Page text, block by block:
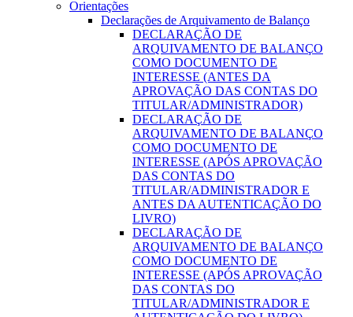
Orientações
Declarações de Arquivamento de Balanço
DECLARAÇÃO DE
ARQUIVAMENTO DE BALANÇO
COMO DOCUMENTO DE
INTERESSE (ANTES DA
APROVAÇÃO DAS CONTAS DO
TITULAR/ADMINISTRADOR)
DECLARAÇÃO DE
ARQUIVAMENTO DE BALANÇO
COMO DOCUMENTO DE
INTERESSE (APÓS APROVAÇÃO
DAS CONTAS DO
TITULAR/ADMINISTRADOR E
ANTES DA AUTENTICAÇÃO DO
LIVRO)
DECLARAÇÃO DE
ARQUIVAMENTO DE BALANÇO
COMO DOCUMENTO DE
INTERESSE (APÓS APROVAÇÃO
DAS CONTAS DO
TITULAR/ADMINISTRADOR E